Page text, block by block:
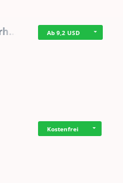
Ab 9,2 USD
Kostenfrei